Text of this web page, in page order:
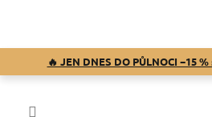
🔥 JEN DNES DO PŮLNOCI −15 %